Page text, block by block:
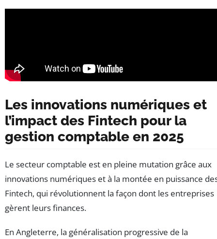
Les innovations numériques et
l’impact des Fintech pour la
gestion comptable en 2025
Le secteur comptable est en pleine mutation grâce aux
innovations numériques et à la montée en puissance
Fintech, qui révolutionnent la façon dont les entreprises
gèrent leurs finances.
En Angleterre, la généralisation progressive de la